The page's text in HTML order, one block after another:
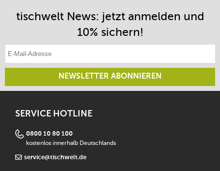
tischwelt News: jetzt anmelden und
10% sichern!
E-Mail-Adresse eintragen
NEWSLETTER ABONNIEREN
SERVICE HOTLINE
0800 10 80 100
kostenlos innerhalb Deutschlands
service@tischwelt.de